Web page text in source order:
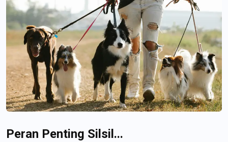
Peran Penting Silsil...